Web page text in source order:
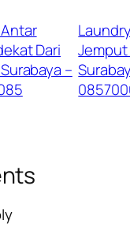
Dari
–